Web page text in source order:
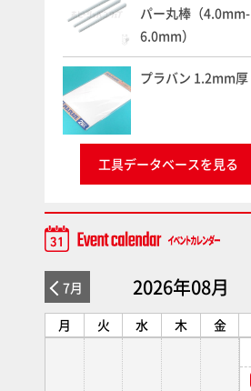
パー丸棒（4.0mm-
6.0mm）
プラバン 1.2mm厚
工具データベースを見る
7月 2026年08月
月 火 水 木 金